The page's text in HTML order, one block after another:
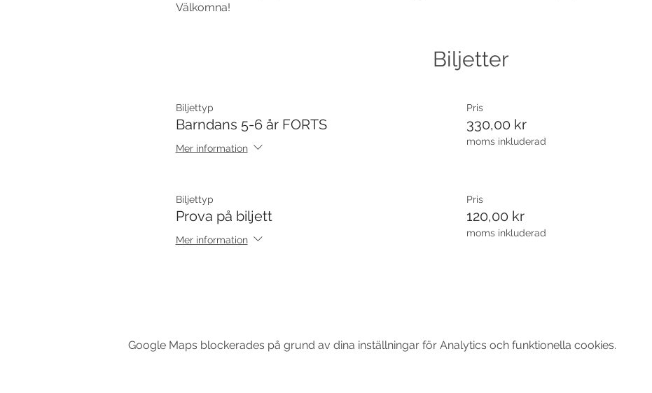
Välkomna!
Biljetter
Biljettyp
Barndans 5-6 år FORTS
Mer information
Pris
330,00 kr
moms inkluderad
Biljettyp
Prova på biljett
Mer information
Pris
120,00 kr
moms inkluderad
Google Maps blockerades på grund av dina inställningar för Analytics och funktionella cookies.